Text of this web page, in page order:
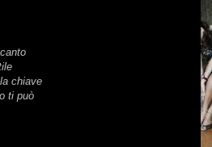
chiave
ti può